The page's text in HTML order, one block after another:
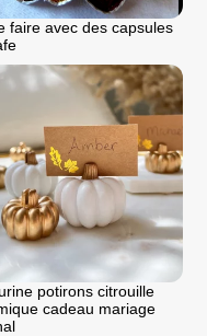
faire avec des capsules
potirons citrouille
cadeau mariage